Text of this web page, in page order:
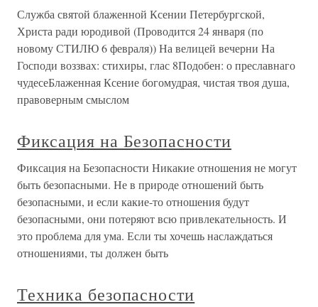
Служба святой блаженной Ксении Петербургской,
Христа ради юродивой (Проводится 24 января (по
новому СТИЛЮ 6 февраля)) На велицей вечерни На
Господи воззвах: стихиры, глас 8Подобен: о преславнаго
чудесеБлаженная Ксение богомудрая, чистая твоя душа,
правоверным смыслом
Фиксация на Безопасности
Фиксация на Безопасности Никакие отношения не могут
быть безопасными. Не в природе отношений быть
безопасными, и если какие-то отношения будут
безопасными, они потеряют всю привлекательность. И
это проблема для ума. Если ты хочешь наслаждаться
отношениями, ты должен быть
Техника безопасности